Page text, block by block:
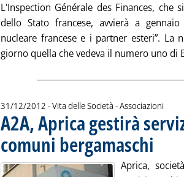
L'Inspection Générale des Finances,
dello Stato francese, avvierà a
nucleare francese e i partner esteri”. La
giorno quella che vedeva il numero uno di
31/12/2012 - Vita delle Società - Associazioni
A2A, Aprica gestirà
comuni bergamaschi
Aprica,